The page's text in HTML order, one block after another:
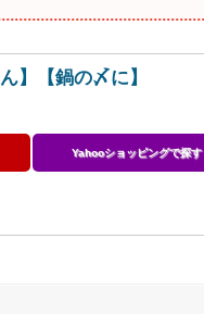
】【鍋の〆に】
Yahooショッピングで探す